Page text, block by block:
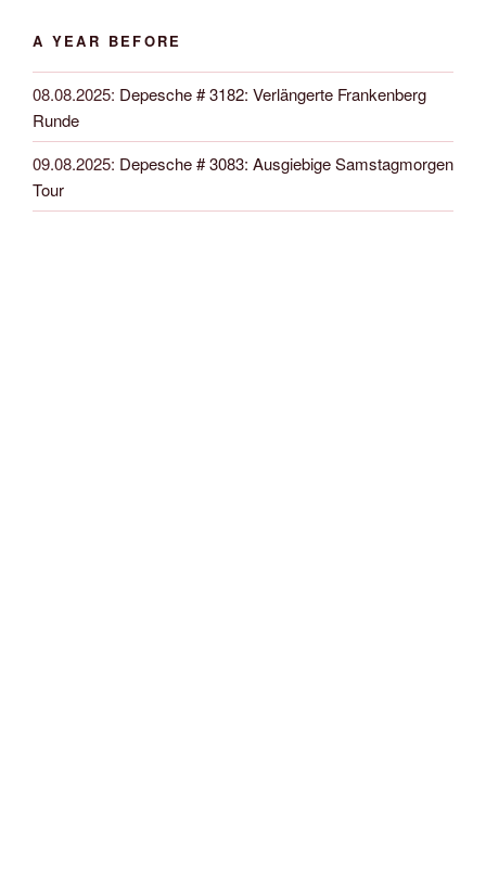
A YEAR BEFORE
08.08.2025: Depesche # 3182: Verlängerte Frankenberg
Runde
09.08.2025: Depesche # 3083: Ausgiebige Samstagmorgen
Tour